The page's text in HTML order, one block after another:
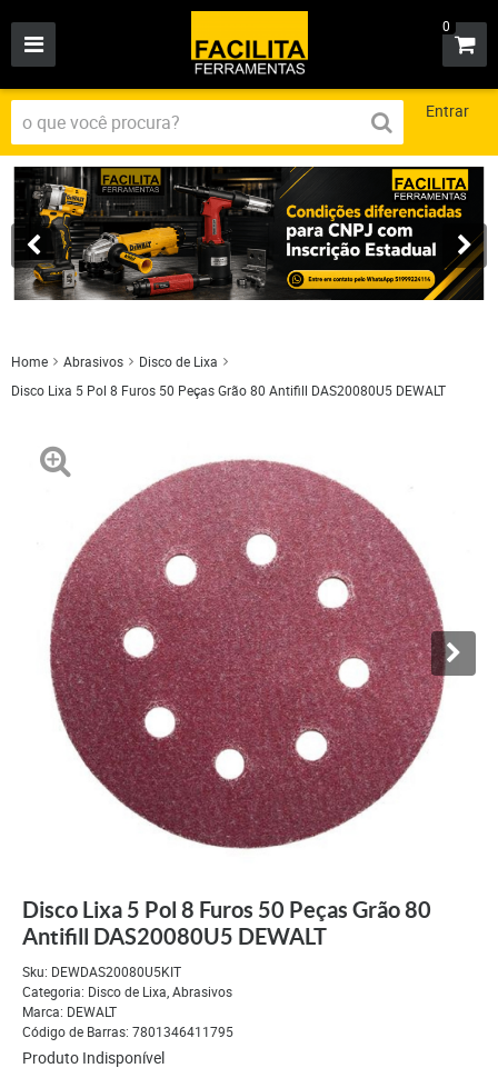
0
Entrar
Home Abrasivos
Disco de Lixa
Disco Lixa 5 Pol 8 Furos 50 Peças Grão 80 Antifill DAS20080U5 DEWALT
Disco Lixa 5 Pol 8 Furos 50 Peças Grão 80
Antifill DAS20080U5 DEWALT
Sku: DEWDAS20080U5KIT
Categoria: Disco de Lixa,Abrasivos
Marca: DEWALT
Código de Barras: 7801346411795
Produto Indisponível